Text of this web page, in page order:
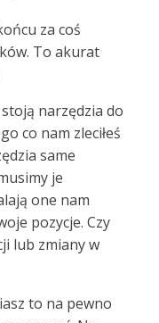
za coś
To akurat
narzędzia do
co nam zleciłeś
same
je
one nam
pozycje. Czy
lub zmiany w
to na pewno